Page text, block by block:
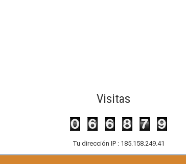
Visitas
Tu dirección IP : 185.158.249.41